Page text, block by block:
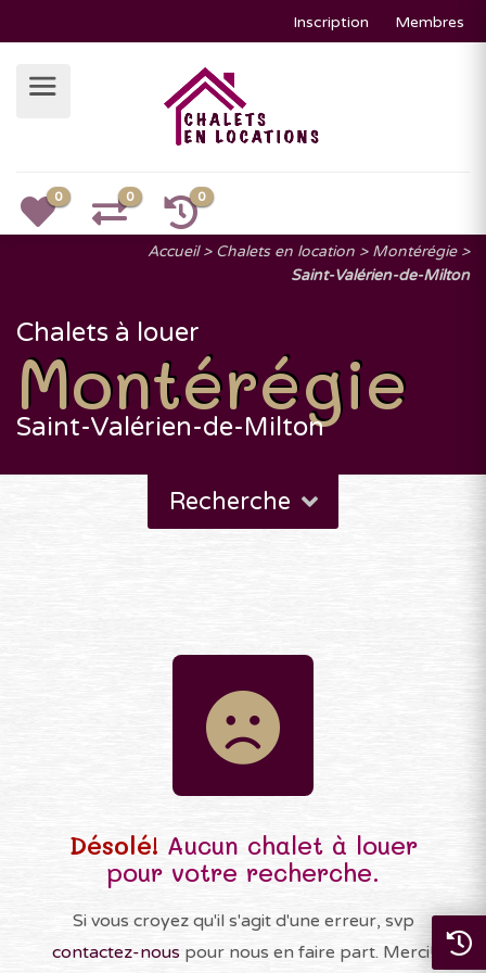
Inscription Membres
0 0 0
Accueil Chalets en location
Montérégie
Saint-Valérien-de-Milton
Chalets à louer
Montérégie
Saint-Valérien-de-Milton
Recherche
Désolé! Aucun chalet à louer
pour votre recherche.
Si vous croyez qu'il s'agit d'une erreur, svp
contactez-nous pour nous en faire part. Merci!